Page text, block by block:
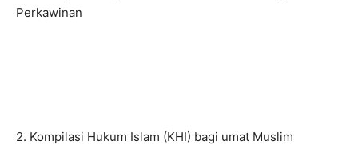
Perkawinan
2. Kompilasi Hukum Islam (KHI) bagi umat Muslim